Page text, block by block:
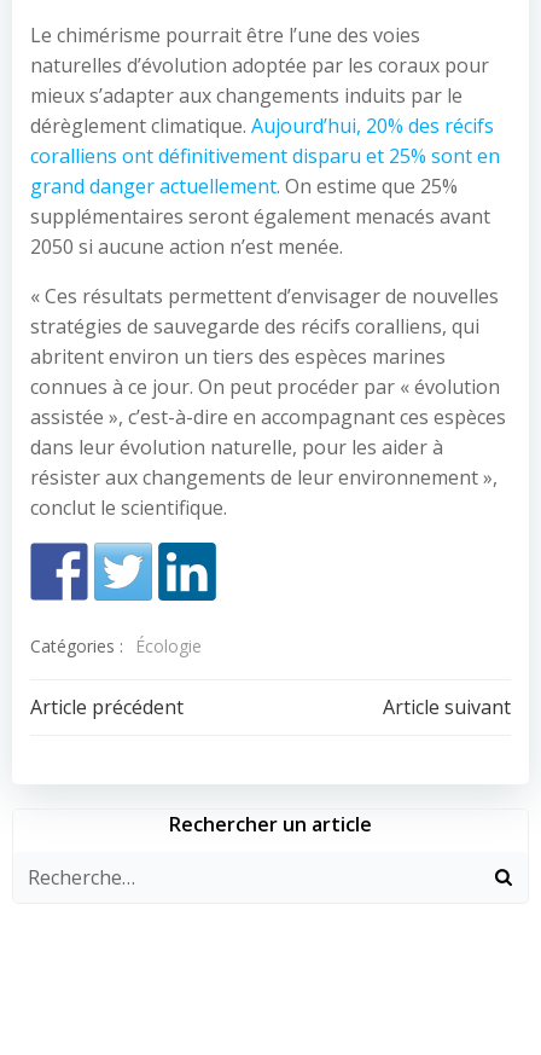
Le chimérisme pourrait être l’une des voies
naturelles d’évolution adoptée par les coraux pour
mieux s’adapter aux changements induits par le
dérèglement climatique. Aujourd’hui, 20% des récifs
coralliens ont définitivement disparu et 25% sont en
grand danger actuellement. On estime que 25%
supplémentaires seront également menacés avant
2050 si aucune action n’est menée.
« Ces résultats permettent d’envisager de nouvelles
stratégies de sauvegarde des récifs coralliens, qui
abritent environ un tiers des espèces marines
connues à ce jour. On peut procéder par « évolution
assistée », c’est-à-dire en accompagnant ces espèces
dans leur évolution naturelle, pour les aider à
résister aux changements de leur environnement »,
conclut le scientifique.
Catégories : Écologie
Navigation
de
l’article
Article précédent
Navigation
de
l’article
Article suivant
Rechercher un article